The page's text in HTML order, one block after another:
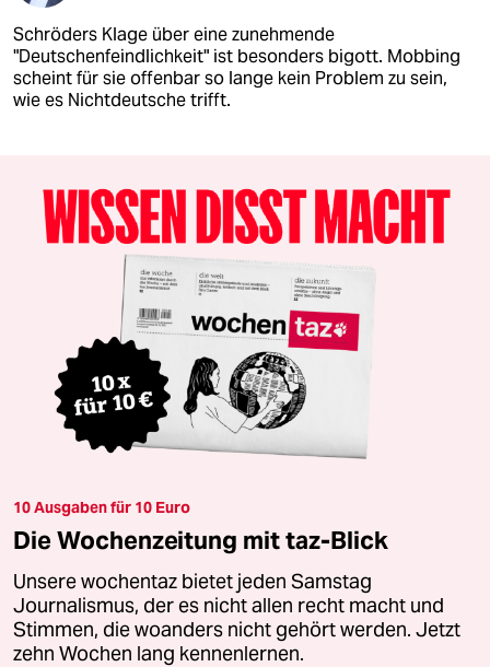
Schröders Klage über eine zunehmende
"Deutschenfeindlichkeit" ist besonders bigott. Mobbing
scheint für sie offenbar so lange kein Problem zu sein,
wie es Nichtdeutsche trifft.
10 Ausgaben für 10 Euro
Die Wochenzeitung mit taz-Blick
Unsere wochentaz bietet jeden Samstag
Journalismus, der es nicht allen recht macht und
Stimmen, die woanders nicht gehört werden. Jetzt
zehn Wochen lang kennenlernen.